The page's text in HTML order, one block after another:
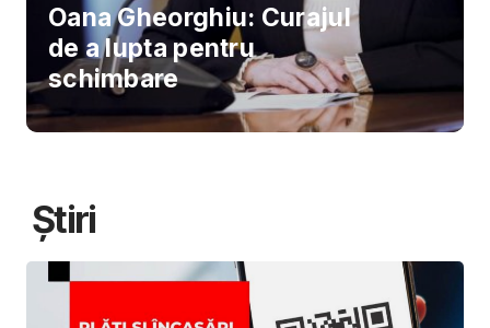
Oana Gheorghiu: Curajul
de a lupta pentru
schimbare
Știri